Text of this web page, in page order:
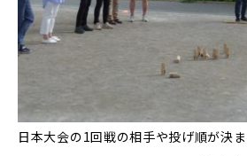
日本大会の1回戦の相手や投げ順が決